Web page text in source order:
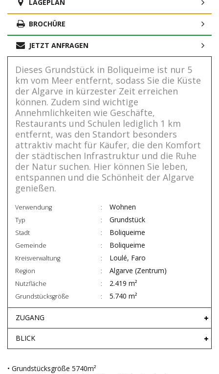
LAGEPLAN
BROCHÜRE
JETZT ANFRAGEN
Dieses Grundstück in Boliqueime ist nur 5
km vom Meer entfernt, sodass Sie die Küste
der Algarve in kürzester Zeit erreichen
können. Zudem sind wichtige
Annehmlichkeiten wie Geschäfte,
Restaurants und Schulen lediglich 1 km
entfernt, was den Standort besonders
attraktiv macht für Käufer, die den Komfort
der städtischen Infrastruktur und die Ruhe
der Natur suchen. Hier können Sie leben,
entspannen und die Schönheit der Algarve
genießen.
Verwendung Wohnen
Typ Grundstück
Stadt Boliqueime
Gemeinde Boliqueime
Kreisverwaltung Loulé, Faro
Region Algarve (Zentrum)
Nutzfläche 2.419 m²
Grundstücksgröße 5.740 m²
ZUGANG
BLICK
• Grundstücksgröße 5740m²